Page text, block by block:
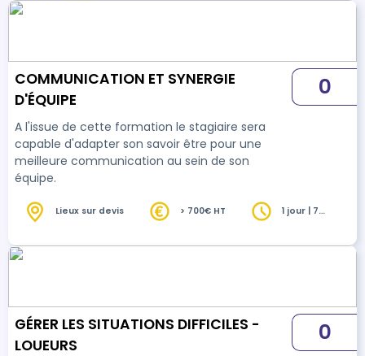
COMMUNICATION ET SYNERGIE
D'ÉQUIPE
A l'issue de cette formation le stagiaire sera
capable d'adapter son savoir être pour une
meilleure communication au sein de son
équipe.
0
Lieux sur devis > 700€ HT
1 jour | 7
GÉRER LES SITUATIONS DIFFICILES -
LOUEURS
0